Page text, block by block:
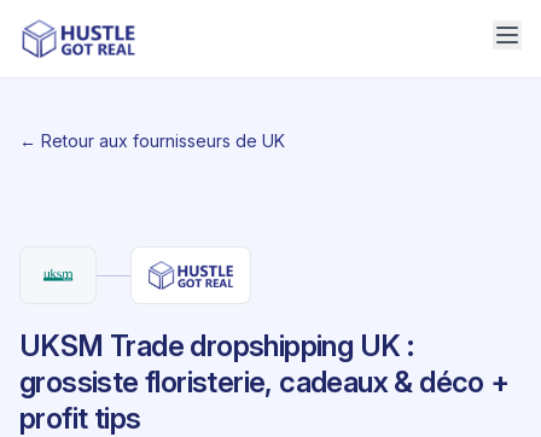
← Retour aux fournisseurs de UK
UKSM Trade dropshipping UK :
grossiste floristerie, cadeaux & déco +
profit tips